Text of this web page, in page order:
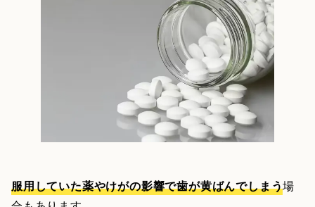
服用していた薬やけがの影響で歯が黄ばんでしまう場